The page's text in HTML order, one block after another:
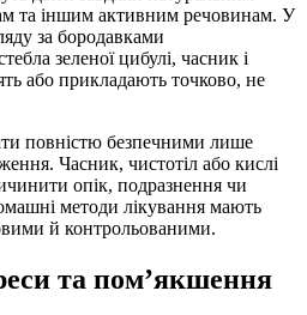
та іншим активним речовинам. У
за бородавками
зеленої цибулі, часник і
або прикладають точково, не
повністю безпечними лише
Часник, чистотіл або кислі
опік, подразнення чи
методи лікування мають
й контрольованими.
та пом’якшення